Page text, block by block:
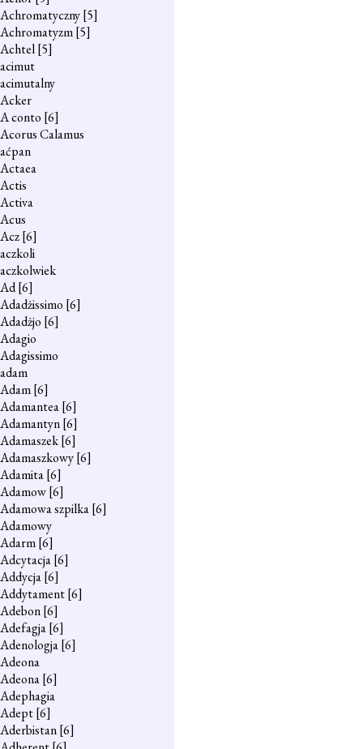
Achromatyczny[5]
Achromatyzm[5]
Achtel[5]
acimut
acimutalny
Acker
A conto [6]
Acorus Calamus
aćpan
Actaea
Actis
Activa
Acus
Acz[6]
aczkoli
aczkolwiek
Ad[6]
Adadżissimo [6]
Adadżjo [6]
Adagio
Adagissimo
adam
Adam[6]
Adamantea[6]
Adamantyn[6]
Adamaszek[6]
Adamaszkowy[6]
Adamita[6]
Adamow[6]
Adamowa szpilka[6]
Adamowy
Adarm[6]
Adcytacja[6]
Addycja[6]
Addytament[6]
Adebon[6]
Adefagja[6]
Adenologja[6]
Adeona
Adeona[6]
Adephagia
Adept[6]
Aderbistan[6]